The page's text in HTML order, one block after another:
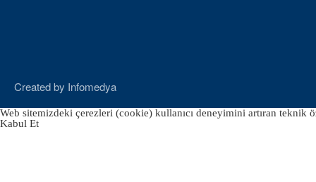
Created by Infomedya
Web sitemizdeki çerezleri (cookie) kullanıcı deneyimini artıran
Kabul Et